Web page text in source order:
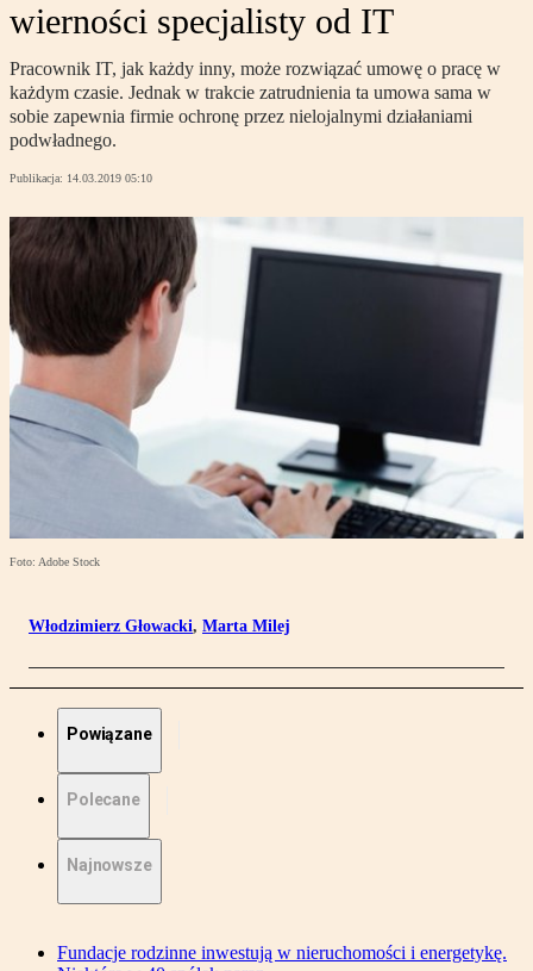
wierności specjalisty od IT
Pracownik IT, jak każdy inny, może rozwiązać umowę o pracę w
każdym czasie. Jednak w trakcie zatrudnienia ta umowa sama w
sobie zapewnia firmie ochronę przez nielojalnymi działaniami
podwładnego.
Publikacja: 14.03.2019 05:10
Foto: Adobe Stock
Włodzimierz Głowacki, Marta Milej
Powiązane
Polecane
Najnowsze
Fundacje rodzinne inwestują w nieruchomości i energetykę.